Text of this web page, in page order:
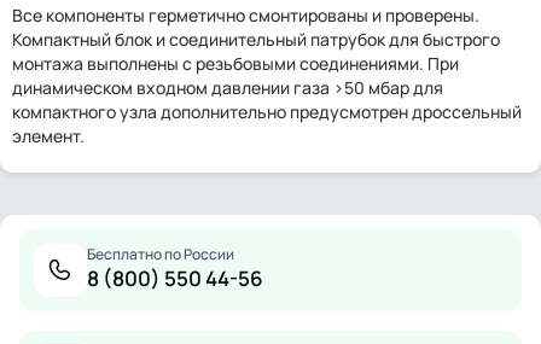
Все компоненты герметично смонтированы и проверены.
Компактный блок и соединительный патрубок для быстрого
монтажа выполнены с резьбовыми соединениями. При
динамическом входном давлении газа >50 мбар для
компактного узла дополнительно предусмотрен дроссельный
элемент.
Бесплатно по России
8 (800) 550 44-56